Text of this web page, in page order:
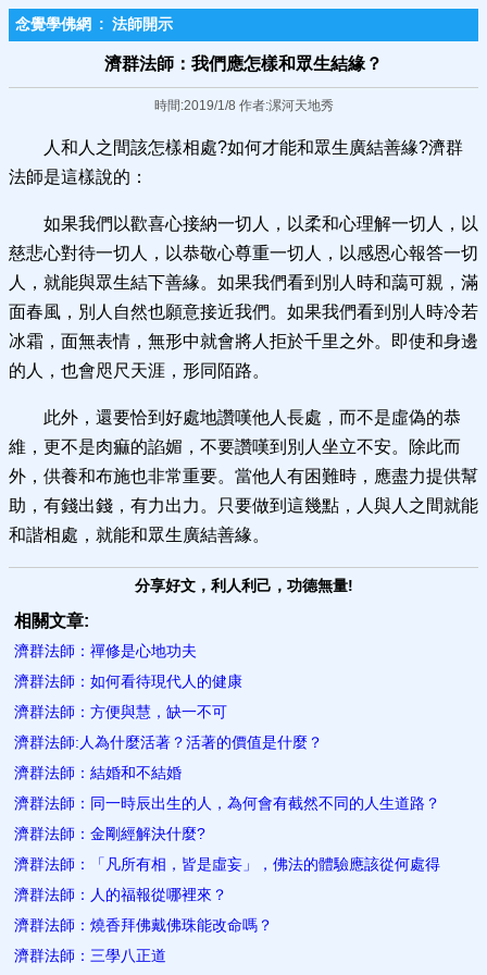
念覺學佛網 : 法師開示
濟群法師：我們應怎樣和眾生結緣？
時間:2019/1/8 作者:漯河天地秀
人和人之間該怎樣相處?如何才能和眾生廣結善緣?濟群
法師是這樣說的：
如果我們以歡喜心接納一切人，以柔和心理解一切人，以
慈悲心對待一切人，以恭敬心尊重一切人，以感恩心報答一切
人，就能與眾生結下善緣。如果我們看到別人時和藹可親，滿
面春風，別人自然也願意接近我們。如果我們看到別人時冷若
冰霜，面無表情，無形中就會將人拒於千里之外。即使和身邊
的人，也會咫尺天涯，形同陌路。
此外，還要恰到好處地讚嘆他人長處，而不是虛偽的恭
維，更不是肉痲的諂媚，不要讚嘆到別人坐立不安。除此而
外，供養和布施也非常重要。當他人有困難時，應盡力提供幫
助，有錢出錢，有力出力。只要做到這幾點，人與人之間就能
和諧相處，就能和眾生廣結善緣。
分享好文，利人利己，功德無量!
相關文章:
濟群法師：禪修是心地功夫
濟群法師：如何看待現代人的健康
濟群法師：方便與慧，缺一不可
濟群法師:人為什麼活著？活著的價值是什麼？
濟群法師：結婚和不結婚
濟群法師：同一時辰出生的人，為何會有截然不同的人生道路？
濟群法師：金剛經解決什麼?
濟群法師：「凡所有相，皆是虛妄」，佛法的體驗應該從何處得
濟群法師：人的福報從哪裡來？
濟群法師：燒香拜佛戴佛珠能改命嗎？
濟群法師：三學八正道